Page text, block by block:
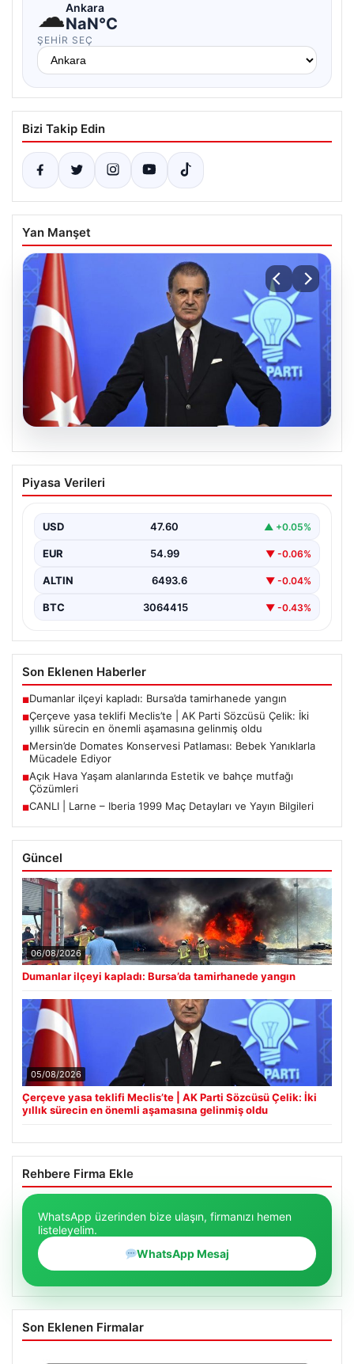
☁Ankara
NaN°C
ŞEHIR SEÇ
Bizi Takip Edin
Yan Manşet
05.08.2026
Çerçeve yasa teklifi Meclis’te | AK Parti
Sözcüsü Çelik: İki yıllık sürecin en
Piyasa Verileri
USD 47.60 ▲ +0.05%
EUR 54.99 ▼ -0.06%
ALTIN 6493.6 ▼ -0.04%
BTC 3064415 ▼ -0.43%
Son Eklenen Haberler
■Dumanlar ilçeyi kapladı: Bursa’da tamirhanede yangın
■Çerçeve yasa teklifi Meclis’te | AK Parti Sözcüsü Çelik: İki
yıllık sürecin en önemli aşamasına gelinmiş oldu
■Mersin’de Domates Konservesi Patlaması: Bebek Yanıklarla
Mücadele Ediyor
■Açık Hava Yaşam alanlarında Estetik ve bahçe mutfağı
Çözümleri
■CANLI | Larne – Iberia 1999 Maç Detayları ve Yayın Bilgileri
Güncel
06/08/2026
Dumanlar ilçeyi kapladı: Bursa’da tamirhanede yangın
05/08/2026
Çerçeve yasa teklifi Meclis’te | AK Parti Sözcüsü Çelik: İki
yıllık sürecin en önemli aşamasına gelinmiş oldu
Rehbere Firma Ekle
WhatsApp üzerinden bize ulaşın, firmanızı hemen
listeleyelim.
WhatsApp Mesaj
Son Eklenen Firmalar